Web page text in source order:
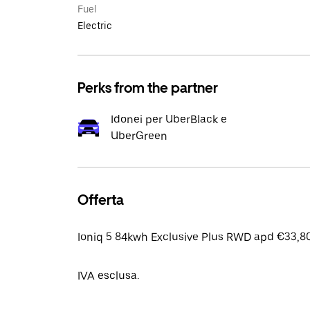
Fuel
Electric
Perks from the partner
Idonei per UberBlack e
UberGreen
Offerta
Ioniq 5 84kwh Exclusive Plus RWD apd
IVA esclusa.